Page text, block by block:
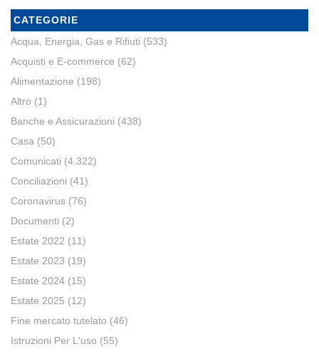
CATEGORIE
Acqua, Energia, Gas e Rifiuti (533)
Acquisti e E-commerce (62)
Alimentazione (198)
Altro (1)
Banche e Assicurazioni (438)
Casa (50)
Comunicati (4.322)
Conciliazioni (41)
Coronavirus (76)
Documenti (2)
Estate 2022 (11)
Estate 2023 (19)
Estate 2024 (15)
Estate 2025 (12)
Fine mercato tutelato (46)
Istruzioni Per L'uso (55)